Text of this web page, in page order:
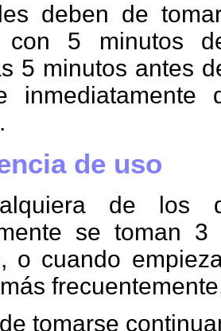
deben de
con 5 minutos
5 minutos antes
de uso
de los
se toman
o cuando
tomarse